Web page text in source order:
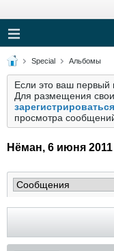
Special Альбомы
Если это ваш первый
Для размещения
зарегистрироваться
просмотра
Нёман, 6 июня 2011